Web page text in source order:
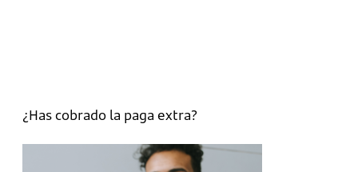
¿Has cobrado la paga extra?